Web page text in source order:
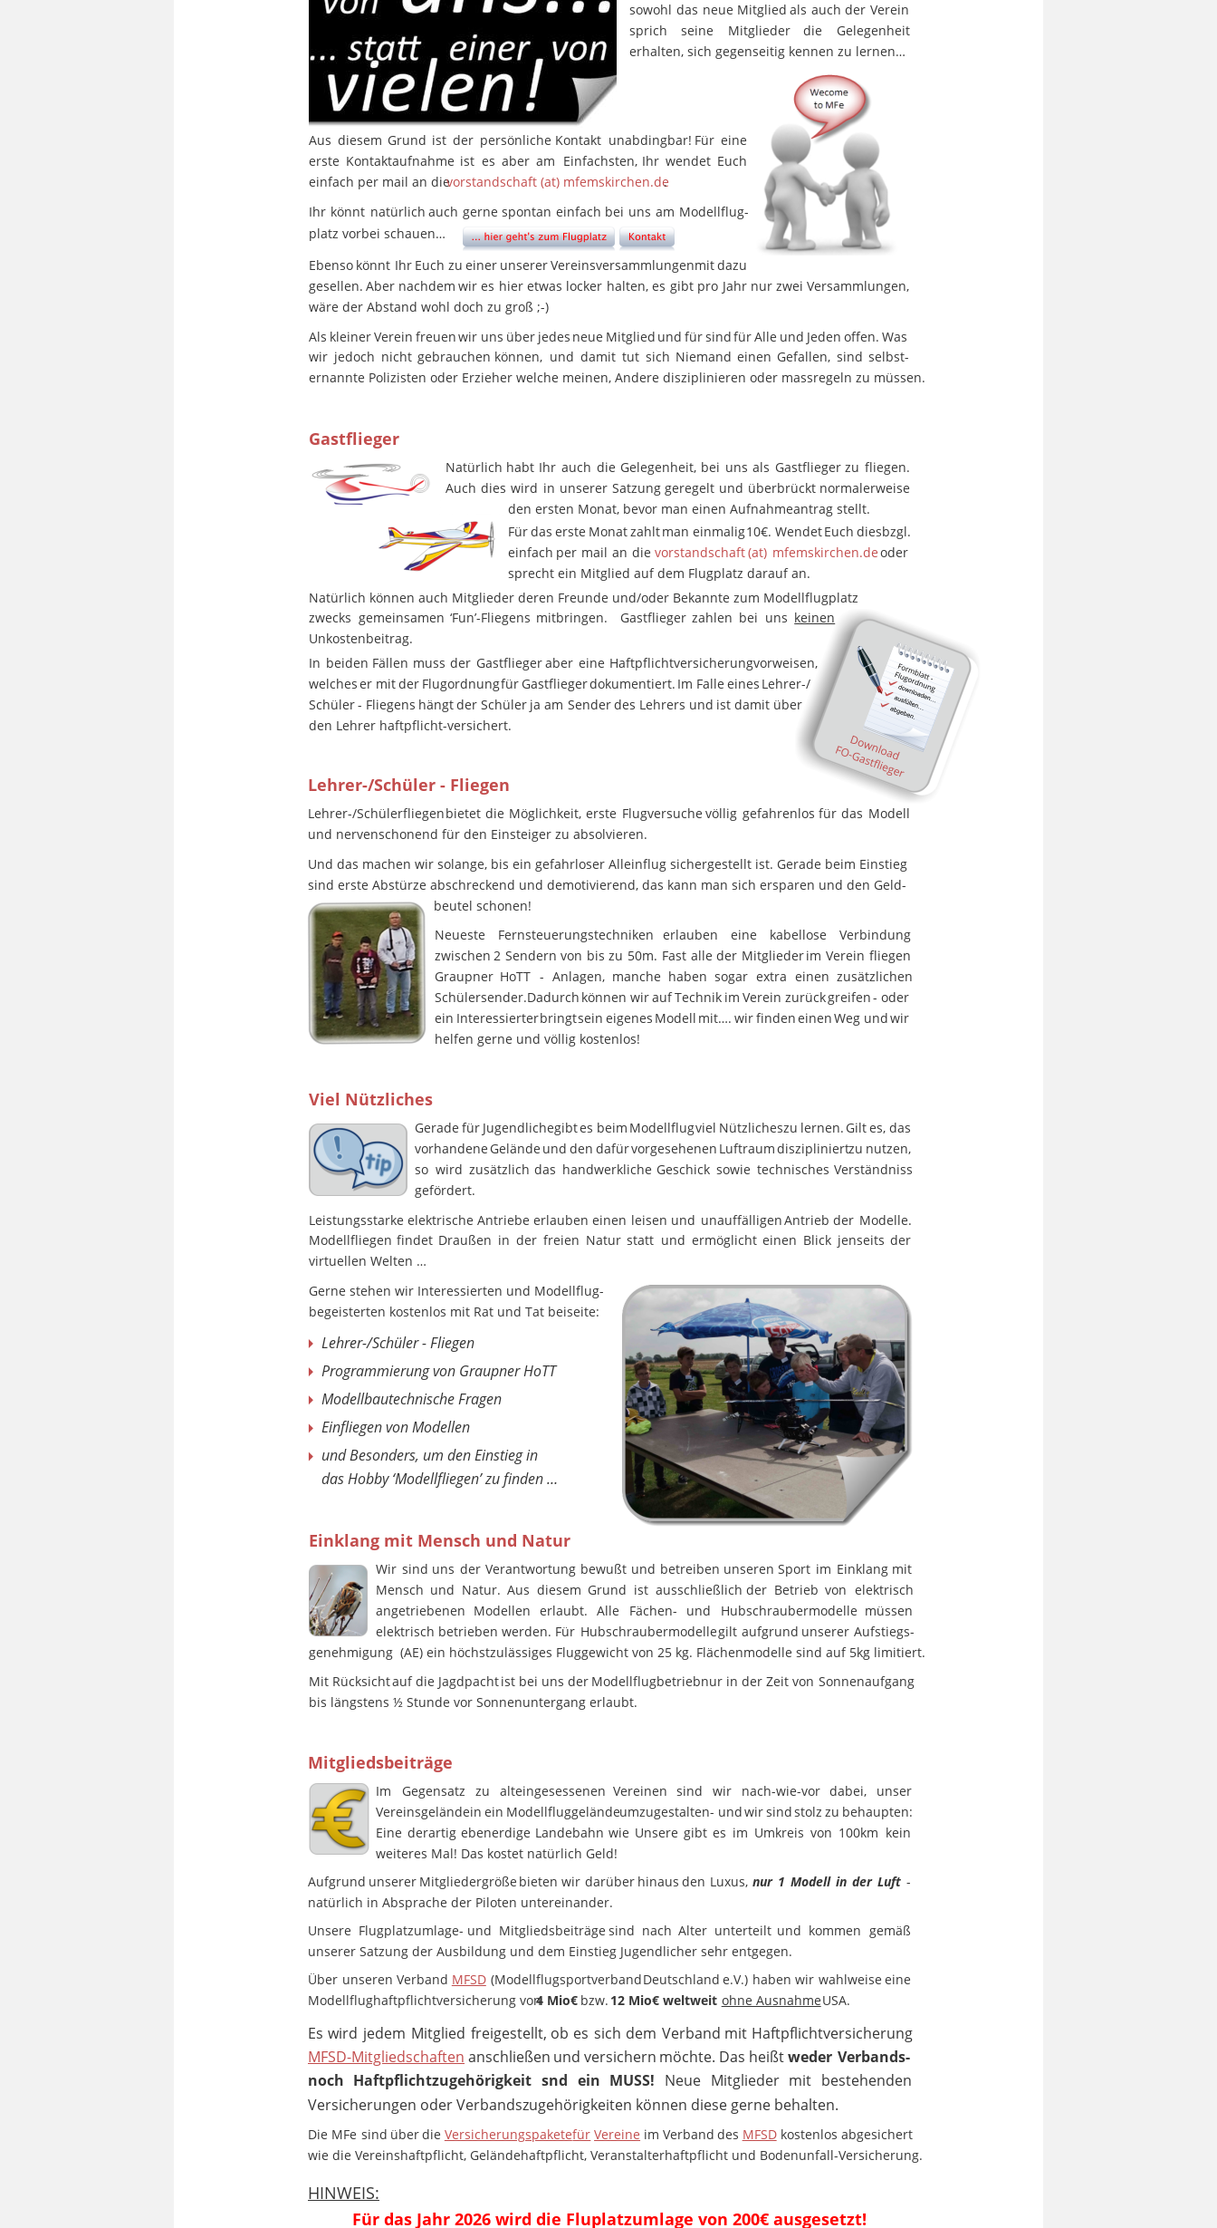
Lehrer-/Schüler - Fliegen
Lehrer-/Schülerfliegenbietet die Möglichkeit, erste Flugversuche völlig gefahrenlos für das Modell
und nervenschonend für den Einsteiger zu absolvieren.
Und das machen wir solange, bis ein gefahrloser Alleinflug sichergestellt ist. Gerade beim Einstieg
sind erste Abstürze abschreckend und demotivierend, das kann man sich ersparen und den Geld-
beutel schonen!
Neueste
Fernsteuerungstechniken erlauben eine kabellose
Verbindung
zwischen 2 Sendern von bis zu 50m. Fast alle der Mitgliederim Verein fliegen
Graupner HoTT - Anlagen, manche haben sogar extra einen zusätzlichen
Schülersender.Dadurch können wiraufTechnik im Verein zurückgreifen- oder
ein Interessierterbringtsein eigenes Modell mit…. wirfindeneinenWeg undwir
helfen gerne und völlig kostenlos!
Der persönliche Kontakt
Aus diesem Grund ist der persönliche Kontakt unabdingbar! Für eine
erste Kontaktaufnahme ist es aber am Einfachsten, Ihr wendet Euch
einfach per mail an die vorstandschaft (at) mfemskirchen.de
.
Ihr könnt natürlich auch gerne spontan einfach bei uns am Modellflug-
platz vorbei schauen…
Ebenso könnt Ihr Euch zu einer unsererVereinsversammlungenmit dazu
gesellen. Aber nachdem wir es hier etwas locker halten, es gibt pro Jahr nur zwei Versammlungen,
wäre der Abstand wohl doch zu groß ;-)
Als kleinerVerein freuenwir uns über jedes neue Mitglied und fürsindfürAlle und Jeden offen. Was
wir jedoch nicht gebrauchen können, und damit tut sich Niemand einen Gefallen, sind selbst-
ernannte Polizisten oder Erzieher welche meinen, Andere disziplinieren oder massregeln zu müssen.
Gastflieger
Natürlich habt Ihr auch die Gelegenheit, bei uns als Gastflieger zu fliegen.
Auch dies wird in unserer Satzung geregelt und überbrückt normalerweise
den ersten Monat, bevor man einen Aufnahmeantrag stellt.
Fürdas erste Monatzahltman einmalig10€. WendetEuch diesbzgl.
einfach per mail an die vorstandschaft(at) mfemskirchen.deoder
sprecht ein Mitglied auf dem Flugplatz darauf an.
Natürlich können auch Mitglieder deren Freunde und/oder Bekannte zum Modellflugplatz
zwecks gemeinsamen ‘Fun’-Fliegens mitbringen. Gastflieger zahlen bei uns keinen
Unkostenbeitrag.
In beiden Fällen muss der Gastflieger aber eine Haftpflichtversicherungvorweisen,
welcheser mitder Flugordnungfür Gastfliegerdokumentiert. Im Falle eines Lehrer-/
Schüler- Fliegens hängtder Schüler ja am Senderdes Lehrers und ist damit über
den Lehrer haftpflicht-versichert.
Einklang mit Mensch und Natur
Wir sind uns der Verantwortung bewußt und betreiben unseren Sport im Einklang mit
Mensch und Natur. Aus diesem Grund ist ausschließlich der Betrieb von elektrisch
angetriebenen Modellen erlaubt. Alle Fächen- und Hubschraubermodelle müssen
elektrisch betrieben werden. Für Hubschraubermodellegilt aufgrund unserer Aufstiegs-
genehmigung  (AE) ein höchstzulässiges Fluggewicht von 25 kg. Flächenmodelle sind auf 5kg limitiert.
Mit Rücksichtauf die Jagdpachtist bei uns der Modellflugbetriebnur in der Zeit von Sonnenaufgang
bis längstens ½ Stunde vor Sonnenuntergang erlaubt.
sowohl das neue Mitglied als auch der Verein
sprich
seine Mitglieder die
Gelegenheit
erhalten, sich gegenseitig kennen zu lernen…
Viel Nützliches
Gerade für Jugendlichegibtes beim Modellflugviel Nützlicheszu lernen. Giltes, das
vorhandene Gelände und den dafürvorgesehenen Luftraumdiszipliniertzu nutzen,
so wird zusätzlich das handwerkliche Geschick sowie technisches Verständniss
gefördert.
Leistungsstarke elektrische Antriebe erlauben einen leisen und unauffälligenAntrieb der Modelle.
Modellfliegen findet Draußen in der freien Natur statt und ermöglicht einen Blick jenseits der
virtuellen Welten …
Gerne stehen wir Interessierten und Modellflug-
begeisterten kostenlos mit Rat und Tat beiseite:
Lehrer-/Schüler - Fliegen
Programmierung von Graupner HoTT
Modellbautechnische Fragen
Einfliegen von Modellen
und Besonders, um den Einstieg in
das Hobby ‘Modellfliegen’ zu finden …
Mitgliedsbeiträge
Im Gegensatz zu alteingesessenen Vereinen sind wir nach-wie-vor dabei,
unser
Vereinsgeländein ein Modellfluggeländeumzugestalten- undwirsindstolz zu behaupten:
Eine derartig ebenerdige Landebahn wie Unsere gibt es im Umkreis von 100km kein
weiteres Mal! Das kostet natürlich Geld!
Aufgrund unserer Mitgliedergröße bieten wir darüber hinaus den Luxus, nur 1 Modell in der Luft -
natürlich in Absprache der Piloten untereinander.
Unsere Flugplatzumlage- und Mitgliedsbeiträge sind nach Alter unterteilt und kommen gemäß
unserer Satzung der Ausbildung und dem Einstieg Jugendlicher sehr entgegen.
Über unseren Verband MFSD (ModellflugsportverbandDeutschland e.V.) haben wir wahlweise eine
Modellflughaftpflichtversicherung von 4 Mio€ bzw. 12 Mio€ weltweit ohne Ausnahme USA.
Es wird jedem Mitglied freigestellt, ob es sich dem Verband mit Haftpflichtversicherung
MFSD-Mitgliedschaften anschließen und versichern möchte. Das heißt weder Verbands-
noch Haftpflichtzugehörigkeit snd ein MUSS! Neue Mitglieder mit bestehenden
Versicherungen oder Verbandszugehörigkeiten können diese gerne behalten.
Die MFe sind überdie Versicherungspaketefür Vereine im Verband des MFSD kostenlos abgesichert
wie die Vereinshaftpflicht, Geländehaftpflicht, Veranstalterhaftpflicht und Bodenunfall-Versicherung.
HINWEIS:
Für das Jahr 2026 wird die Fluplatzumlage von 200€ ausgesetzt!